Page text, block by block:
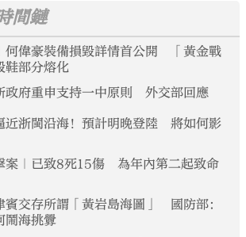
間鏈
何偉豪裝備損毀詳情首公開 「黃金戰
鞋部分熔化
政府重申支持一中原則 外交部回應
近浙閩沿海！預計明晚登陸 將如何影
案｜已致8死15傷 為年內第二起致命
賓交存所謂「黃岩島海圖」 國防部：
鬧海挑釁